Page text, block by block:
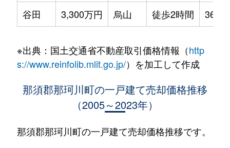
谷田
3,300万円 烏山 徒歩2時間
※出典：国土交通省不動産取引価格情報（http
s://www.reinfolib.mlit.go.jp/）を加工して作成
那須郡那珂川町の一戸建て売却価格推移
（2005～2023年）
那須郡那珂川町の一戸建て売却価格推移です。